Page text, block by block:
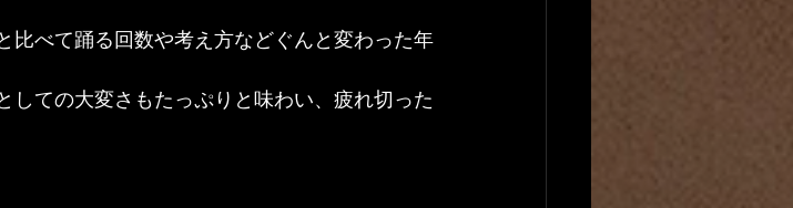
比べて踊る回数や考え方などぐんと変わった年
しての大変さもたっぷりと味わい、疲れ切った